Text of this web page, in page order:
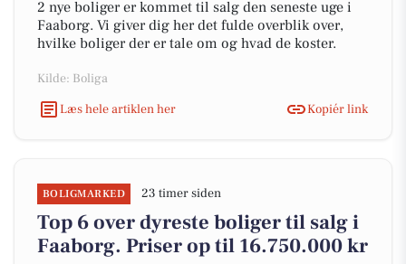
2 nye boliger er kommet til salg den seneste uge i
Faaborg. Vi giver dig her det fulde overblik over,
hvilke boliger der er tale om og hvad de koster.
Kilde: Boliga
Læs hele artiklen her
Kopiér link
BOLIGMARKED 23 timer siden
Top 6 over dyreste boliger til salg i
Faaborg. Priser op til 16.750.000 kr